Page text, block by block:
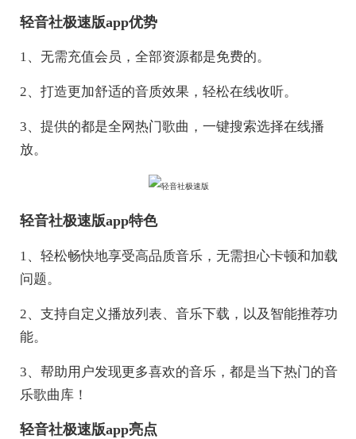
轻音社极速版app优势
1、无需充值会员，全部资源都是免费的。
2、打造更加舒适的音质效果，轻松在线收听。
3、提供的都是全网热门歌曲，一键搜索选择在线播
放。
轻音社极速版app特色
1、轻松畅快地享受高品质音乐，无需担心卡顿和加载
问题。
2、支持自定义播放列表、音乐下载，以及智能推荐功
能。
3、帮助用户发现更多喜欢的音乐，都是当下热门的音
乐歌曲库！
轻音社极速版app亮点